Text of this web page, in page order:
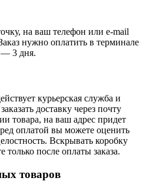
на ваш телефон или e-mail
нужно оплатить в терминале
— 3 дня.
курьерская служба и
доставку через почту
товара, на ваш адрес придет
оплатой вы можете оценить
Вскрывать коробку
только после оплаты заказа.
товаров